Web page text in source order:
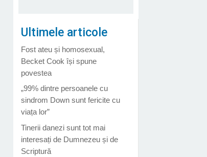
Ultimele articole
Fost ateu și homosexual,
Becket Cook își spune
povestea
„99% dintre persoanele cu
sindrom Down sunt fericite cu
viața lor”
Tinerii danezi sunt tot mai
interesați de Dumnezeu și de
Scriptură